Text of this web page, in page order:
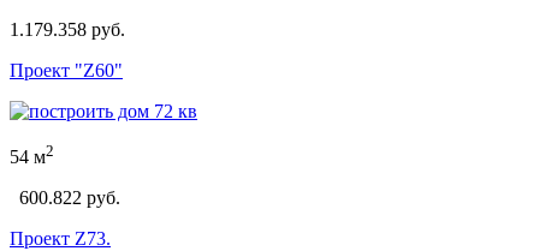
1.179.358 руб.
Проект "Z60"
54 м2
600.822 руб.
Проект Z73.